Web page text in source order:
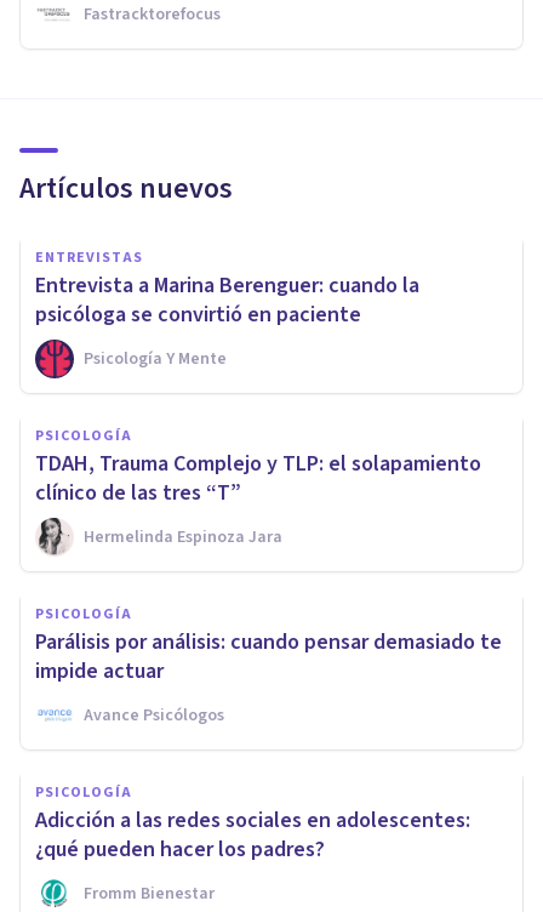
Fastracktorefocus
Artículos nuevos
ENTREVISTAS
Entrevista a Marina Berenguer: cuando la
psicóloga se convirtió en paciente
Psicología Y Mente
PSICOLOGÍA
TDAH, Trauma Complejo y TLP: el solapamiento
clínico de las tres “T”
Hermelinda Espinoza Jara
PSICOLOGÍA
Parálisis por análisis: cuando pensar demasiado te
impide actuar
Avance Psicólogos
PSICOLOGÍA
Adicción a las redes sociales en adolescentes:
¿qué pueden hacer los padres?
Fromm Bienestar